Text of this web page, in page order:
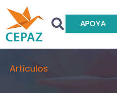
APOYA
Artículos